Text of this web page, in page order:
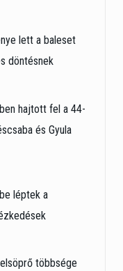
lett a baleset
döntésnek
hajtott fel a 44-
és Gyula
léptek a
többsége